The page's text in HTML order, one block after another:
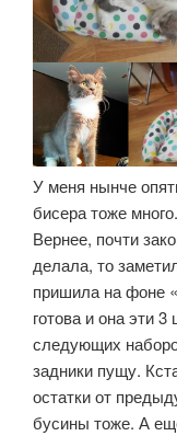
У меня нынче
бисера тоже
Вернее, почти
делала, то
пришила на фоне
готова и она эти
следующих
задники пущу.
остатки от
бусины тоже. А